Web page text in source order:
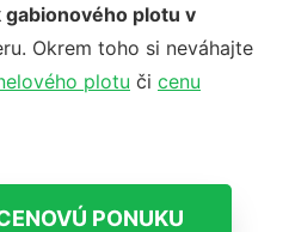
gabionového plotu v
Okrem toho si neváhajte
plotu či cenu
PONUKU